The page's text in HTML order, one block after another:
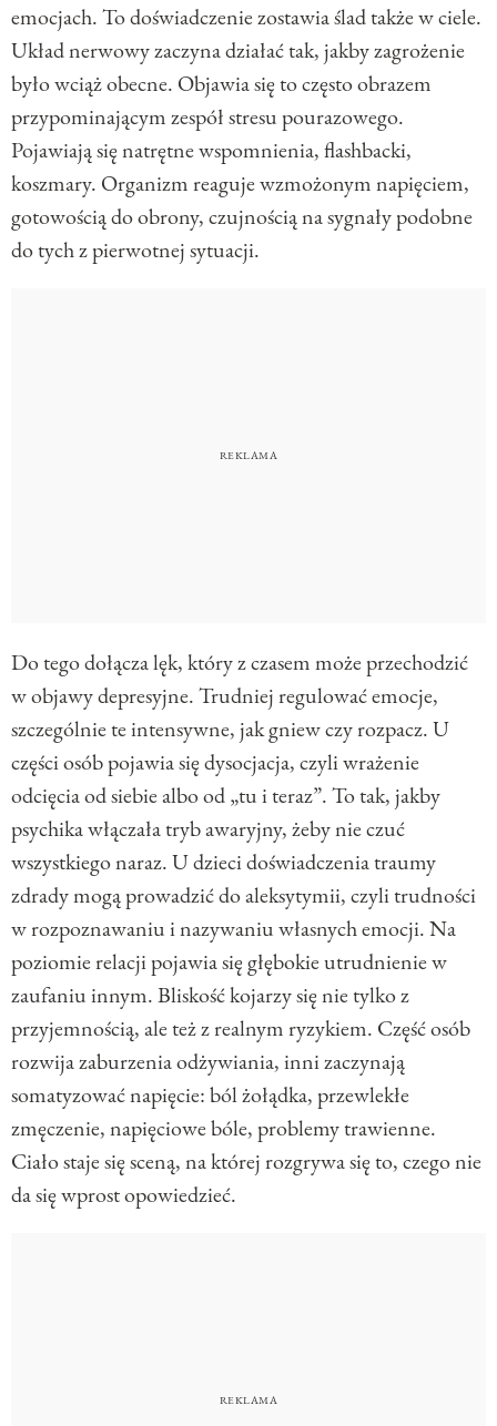
emocjach. To doświadczenie zostawia ślad także w ciele.
Układ nerwowy zaczyna działać tak, jakby zagrożenie
było wciąż obecne. Objawia się to często obrazem
przypominającym zespół stresu pourazowego.
Pojawiają się natrętne wspomnienia, flashbacki,
koszmary. Organizm reaguje wzmożonym napięciem,
gotowością do obrony, czujnością na sygnały podobne
do tych z pierwotnej sytuacji.
Do tego dołącza lęk, który z czasem może przechodzić
w objawy depresyjne. Trudniej regulować emocje,
szczególnie te intensywne, jak gniew czy rozpacz. U
części osób pojawia się dysocjacja, czyli wrażenie
odcięcia od siebie albo od „tu i teraz”. To tak, jakby
psychika włączała tryb awaryjny, żeby nie czuć
wszystkiego naraz. U dzieci doświadczenia traumy
zdrady mogą prowadzić do aleksytymii, czyli trudności
w rozpoznawaniu i nazywaniu własnych emocji. Na
poziomie relacji pojawia się głębokie utrudnienie w
zaufaniu innym. Bliskość kojarzy się nie tylko z
przyjemnością, ale też z realnym ryzykiem. Część osób
rozwija zaburzenia odżywiania, inni zaczynają
somatyzować napięcie: ból żołądka, przewlekłe
zmęczenie, napięciowe bóle, problemy trawienne.
Ciało staje się sceną, na której rozgrywa się to, czego nie
da się wprost opowiedzieć.